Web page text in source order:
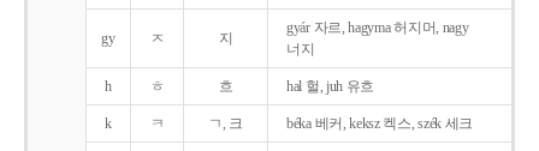
gy ㅈ 지
gyár 자르, hagyma 허지머, nagy
너지
h ㅎ 흐 hal 헐, juh 유흐
k ㅋ ㄱ, 크 béka 베커, keksz 켁스, szék 세크